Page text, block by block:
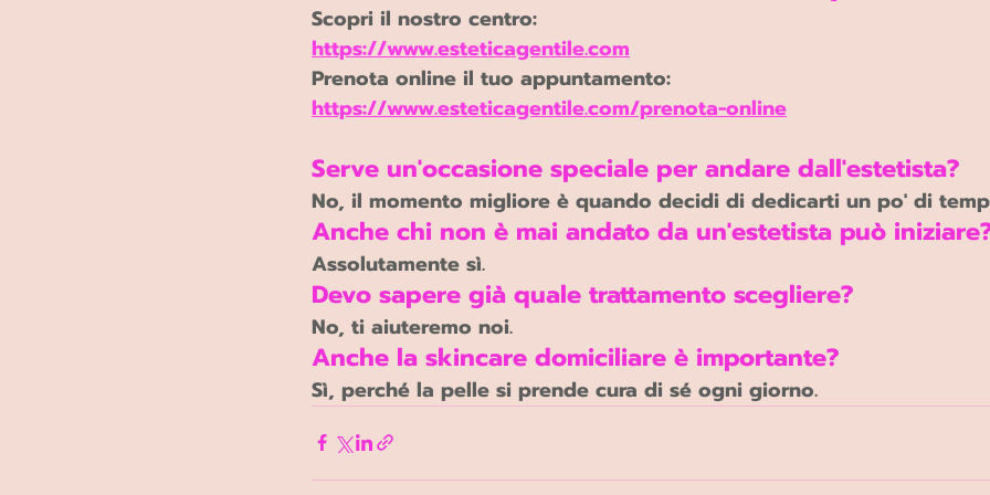
Scopri il nostro centro:
https://www.esteticagentile.com
Prenota online il tuo appuntamento:
https://www.esteticagentile.com/prenota-online
Serve un'occasione speciale per andare dall'estetista?
No, il momento migliore è quando decidi di dedicarti un po' di
Anche chi non è mai andato da un'estetista può
Assolutamente sì.
Devo sapere già quale trattamento scegliere?
No, ti aiuteremo noi.
Anche la skincare domiciliare è importante?
Sì, perché la pelle si prende cura di sé ogni giorno.